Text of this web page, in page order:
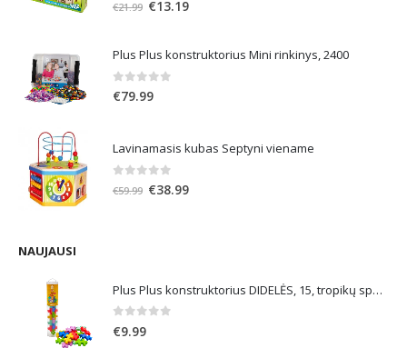
€21.99 Original
€21.99.
€13.19Current
€13.19.
Plus Plus konstruktorius Mini rinkinys, 2400
0out of 5
€79.99
Lavinamasis kubas Septyni viename
out of 5
€59.99 Original
€38.99Current
NAUJAUSI
Plus Plus konstruktorius DIDELĖS, 15, tropikų spalvos
0 out of 5
€9.99